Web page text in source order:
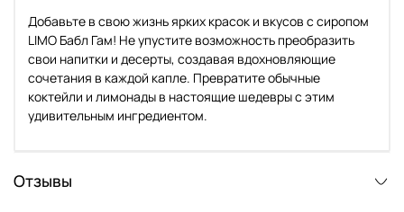
Добавьте в свою жизнь ярких красок и вкусов с сиропом
LIMO Бабл Гам! Не упустите возможность преобразить
свои напитки и десерты, создавая вдохновляющие
сочетания в каждой капле. Превратите обычные
коктейли и лимонады в настоящие шедевры с этим
удивительным ингредиентом.
Отзывы